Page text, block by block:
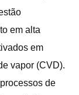
em alta
em
vapor (CVD).
de